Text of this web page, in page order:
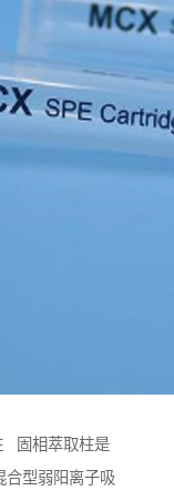
固相萃取柱是
合型弱阳离子吸